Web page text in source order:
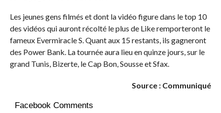
Les jeunes gens filmés et dont la vidéo figure dans le top 10
des vidéos qui auront récolté le plus de Like remporteront le
fameux Evermiracle S. Quant aux 15 restants, ils gagneront
des Power Bank. La tournée aura lieu en quinze jours, sur le
grand Tunis, Bizerte, le Cap Bon, Sousse et Sfax.
Source : Communiqué
Facebook Comments